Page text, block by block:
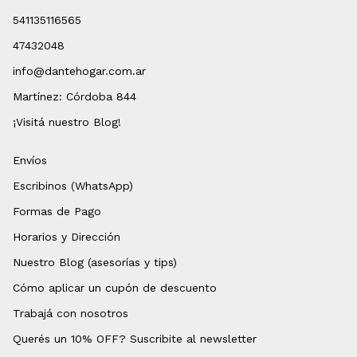
541135116565
47432048
info@dantehogar.com.ar
Martínez: Córdoba 844
¡Visitá nuestro Blog!
Envíos
Escribinos (WhatsApp)
Formas de Pago
Horarios y Dirección
Nuestro Blog (asesorías y tips)
Cómo aplicar un cupón de descuento
Trabajá con nosotros
Querés un 10% OFF? Suscribite al newsletter